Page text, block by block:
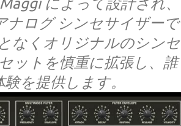
によって設計され、
ナログ シンセサイザーで
なくオリジナルのシンセ
ットを慎重に拡張し、誰
を提供します。